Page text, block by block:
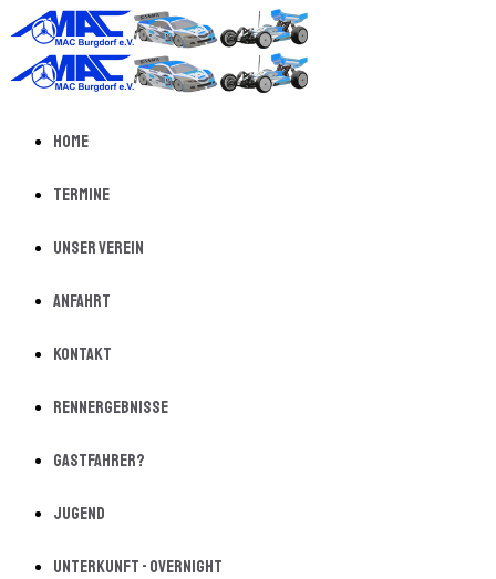
Home
Termine
Unser Verein
Anfahrt
Kontakt
Rennergebnisse
Gastfahrer?
Jugend
Unterkunft - Overnight